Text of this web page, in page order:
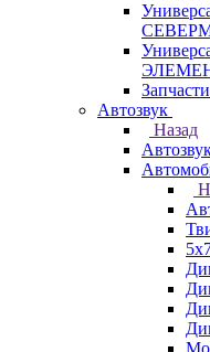
Автозвук
Назад